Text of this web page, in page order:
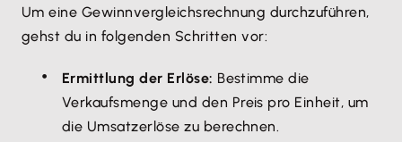
Um eine Gewinnvergleichsrechnung durchzuführen,
gehst du in folgenden Schritten vor:
Ermittlung der Erlöse: Bestimme die
Verkaufsmenge und den Preis pro Einheit, um
die Umsatzerlöse zu berechnen.